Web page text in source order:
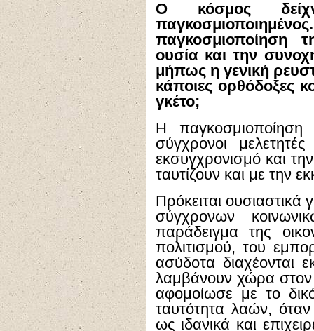
Ο κόσμος
παγκοσμιοποίηση
ουσία και την
μήπως η γενική
κάποιες ορθόδοξες
γκέτο;
Η παγκοσμιοποίηση
σύγχρονοι
εκσυγχρονισμό και
ταυτίζουν και με την
Πρόκειται
σύγχρονων
παράδειγμα της
πολιτισμού, του
ασύδοτα διαχέονται
λαμβάνουν χώρα
αφομοίωσε με το
ταυτότητα λαών,
ως ιδανικά και